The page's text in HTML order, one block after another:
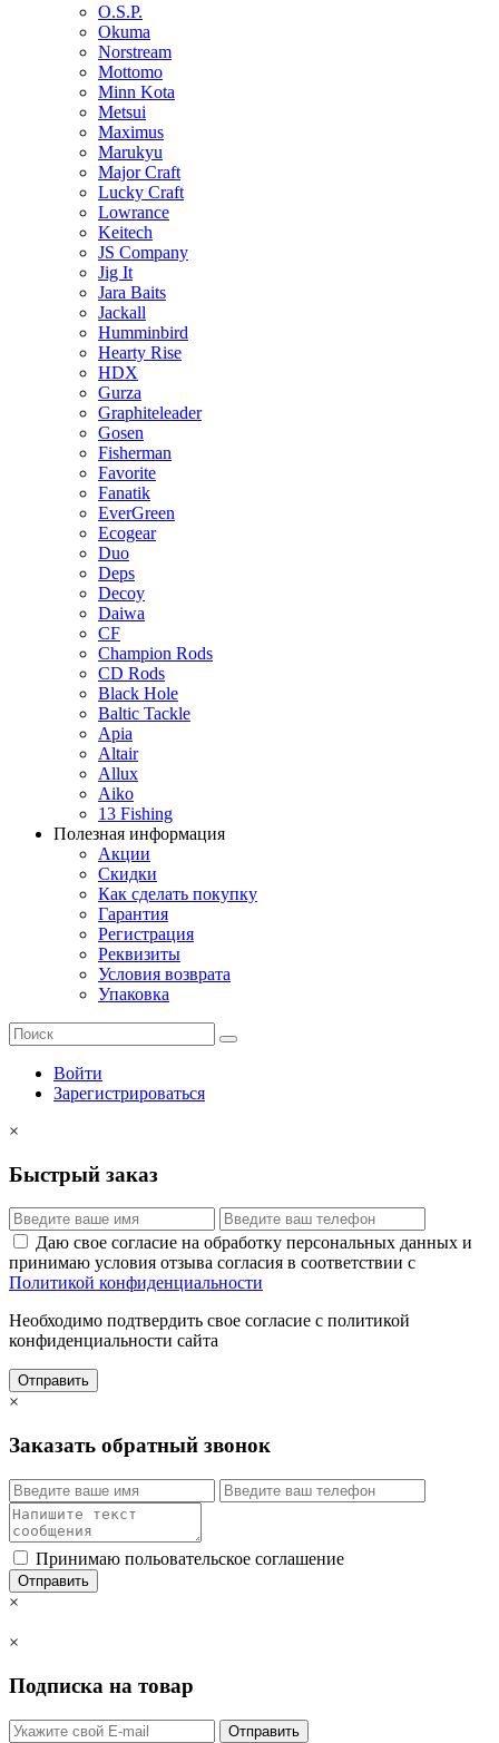
O.S.P.
Okuma
Norstream
Mottomo
Minn Kota
Metsui
Maximus
Marukyu
Major Craft
Lucky Craft
Lowrance
Keitech
JS Company
Jig It
Jara Baits
Jackall
Humminbird
Hearty Rise
HDX
Gurza
Graphiteleader
Gosen
Fisherman
Favorite
Fanatik
EverGreen
Ecogear
Duo
Deps
Decoy
Daiwa
CF
Champion Rods
CD Rods
Black Hole
Baltic Tackle
Apia
Altair
Allux
Aiko
13 Fishing
Полезная информация
Акции
Скидки
Как сделать покупку
Гарантия
Регистрация
Реквизиты
Условия возврата
Упаковка
Войти
Зарегистрироваться
×
Быстрый заказ
Даю свое согласие на обработку персональных данных и
принимаю условия отзыва согласия в соответствии с
Политикой конфиденциальности
Необходимо подтвердить свое согласие с политикой
конфиденциальности сайта
Отправить
×
Заказать обратный звонок
Принимаю польовательское соглашение
Отправить
×
×
Подписка на товар
Отправить